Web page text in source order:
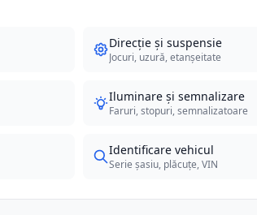
Direcție și suspensie
Jocuri, uzură, etanșeitate
Iluminare și semnalizare
Faruri, stopuri, semnalizatoare
Identificare vehicul
Serie șasiu, plăcuțe, VIN